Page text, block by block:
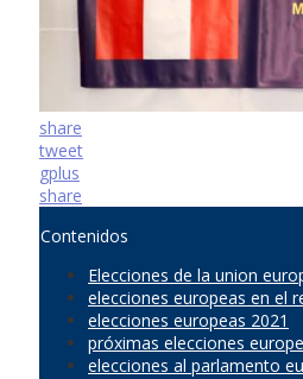
share
tweet
gplus
share
Contenidos
Elecciones de la union
elecciones europeas en el
elecciones europeas 2021
próximas elecciones
elecciones al parlamento